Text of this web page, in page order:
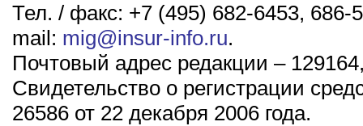
Тел. / факс: +7 (495) 682-6453, 686-
mail: mig@insur-info.ru.
Почтовый адрес редакции –
Свидетельство о регистрации
26586 от 22 декабря 2006 года.